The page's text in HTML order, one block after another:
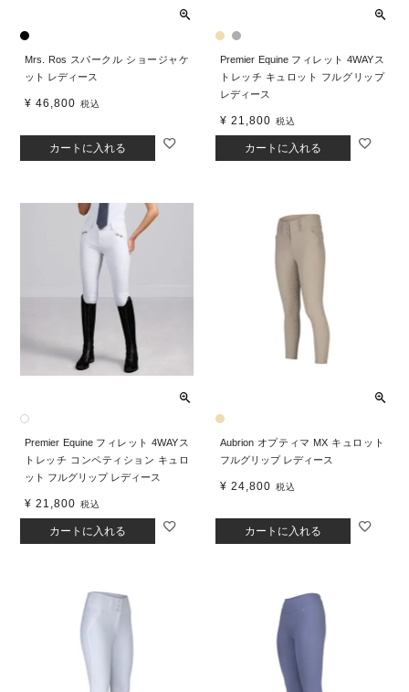
Mrs. Ros スパークル ショージャケ
ット レディース
¥ 46,800 税込
カートに入れる
Premier Equine フィレット 4WAYス
トレッチ キュロット フルグリップ
レディース
¥ 21,800 税込
カートに入れる
Premier Equine フィレット 4WAYス
トレッチ コンペティション キュロ
ット フルグリップ レディース
¥ 21,800 税込
カートに入れる
Aubrion オプティマ MX キュロット
フルグリップ レディース
¥ 24,800 税込
カートに入れる